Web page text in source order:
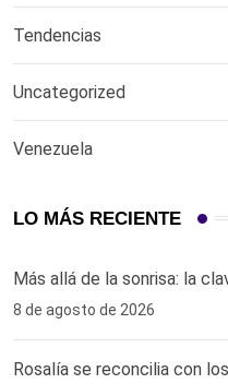
Tendencias
Uncategorized
Venezuela
LO MÁS RECIENTE
Más allá de la sonrisa: la
8 de agosto de 2026
Rosalía se reconcilia con